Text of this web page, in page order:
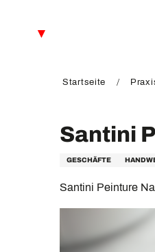
Startseite
Santini
GESCHÄFTE
Santini Peinture